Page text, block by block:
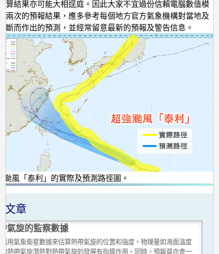
算結果亦可能大相逕庭。因此大家不宜過份信賴電腦數值模
兩次的預報結果，應多參考每個地方官方氣象機構對當地及
斷而作出的預測，並經常留意最新的預報及警告信息。
風「泰利」的實際及預測路徑圖。
文章
氣旋的監察數據
用氣象衛星數據來估算熱帶氣旋的位置和強度。物理量如海面溫度
熱帶氣旋潛熱對熱帶氣旋的發展有指導作用。同時，預報員亦會一